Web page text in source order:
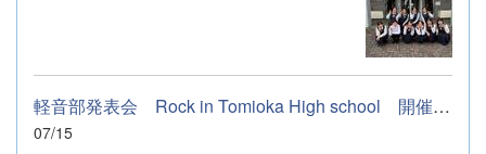
軽音部発表会 Rock in Tomioka High school 開催します
07/15